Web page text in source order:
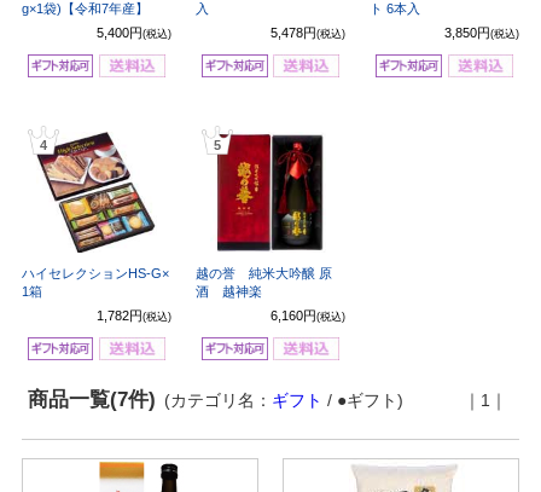
g×1袋)【令和7年産】
5,400円 (税込)
入
5,478円 (税込)
ト 6本入
3,850円(税込)
4
ハイセレクションHS-G×
1箱
1,782円 (税込)
5
越の誉 純米大吟醸 原
酒 越神楽
6,160円 (税込)
商品一覧(7件) ｜1｜
(カテゴリ名： ギフト / ●ギフト)